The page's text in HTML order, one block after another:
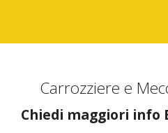
Carrozziere e
Chiedi maggiori info